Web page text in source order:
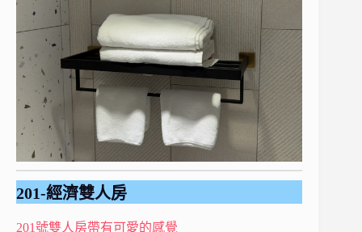
201-經濟雙人房
201號雙人房帶有可愛的感覺